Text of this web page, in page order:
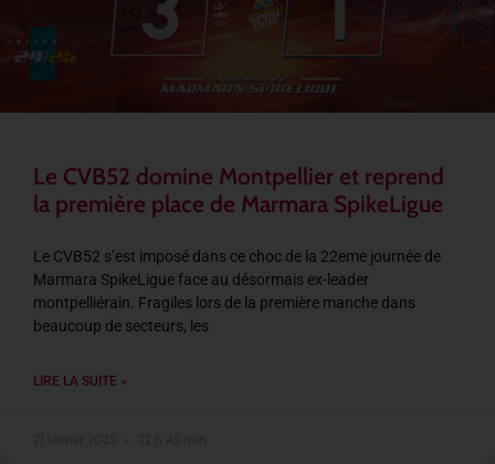
Le CVB52 domine Montpellier et reprend
la première place de Marmara SpikeLigue
Le CVB52 s’est imposé dans ce choc de la 22eme journée de
Marmara SpikeLigue face au désormais ex-leader
montpelliérain. Fragiles lors de la première manche dans
beaucoup de secteurs, les
LIRE LA SUITE »